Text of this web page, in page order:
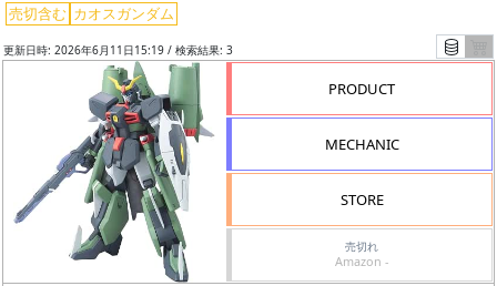
売切含む カオスガンダム
グ
レ
ケ
更新日時: 2026年6月11日15:19 / 検索結果: 3
PRODUCT
MECHANIC
STORE
売切れ
Amazon -